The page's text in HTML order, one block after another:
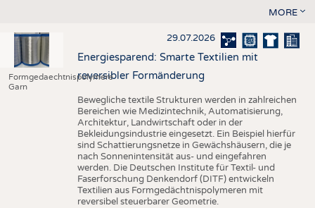
MORE
Formgedaechtnispolymere
Garn
29.07.2026
Energiesparend: Smarte Textilien mit
reversibler Formänderung
Bewegliche textile Strukturen werden in zahlreichen
Bereichen wie Medizintechnik, Automatisierung,
Architektur, Landwirtschaft oder in der
Bekleidungsindustrie eingesetzt. Ein Beispiel hierfür
sind Schattierungsnetze in Gewächshäusern, die je
nach Sonnenintensität aus- und eingefahren
werden. Die Deutschen Institute für Textil- und
Faserforschung Denkendorf (DITF) entwickeln
Textilien aus Formgedächtnispolymeren mit
reversibel steuerbarer Geometrie.